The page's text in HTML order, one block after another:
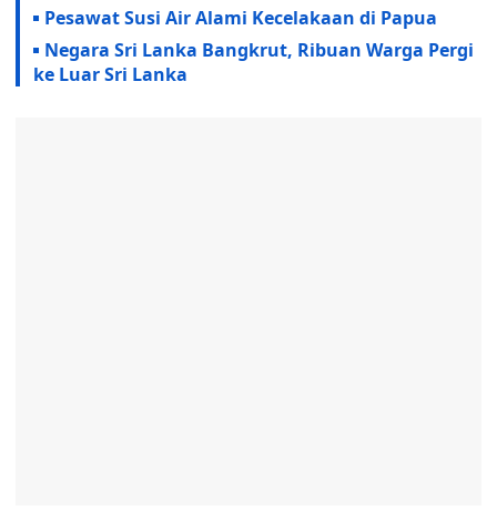
Pesawat Susi Air Alami Kecelakaan di Papua
Negara Sri Lanka Bangkrut, Ribuan Warga Pergi
ke Luar Sri Lanka